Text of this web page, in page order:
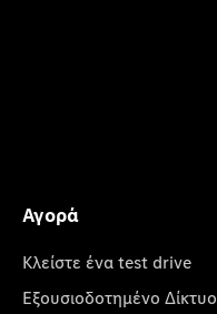
Αγορά
Κλείστε ένα test drive
Εξουσιοδοτημένο Δίκτυο